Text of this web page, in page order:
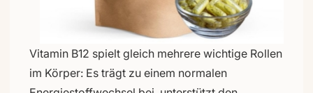
Vitamin B12 spielt gleich mehrere wichtige Rollen
im Körper: Es trägt zu einem normalen